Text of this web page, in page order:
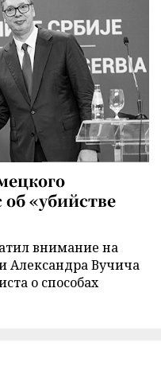
«убийстве
внимание на
Александра Вучича
о способах